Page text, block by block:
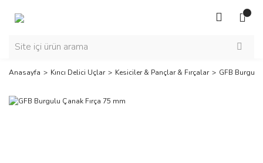
Anasayfa Kırıcı Delici Uçlar Kesiciler & Pançlar & Fırçalar GFB Burgulu